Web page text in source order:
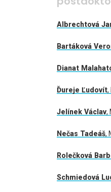
Albrechtová
Bartáková
Dianat
Ďureje Ľudovít,
Jelínek Václav,
Nečas Tadeáš,
Rolečková
Schmiedová